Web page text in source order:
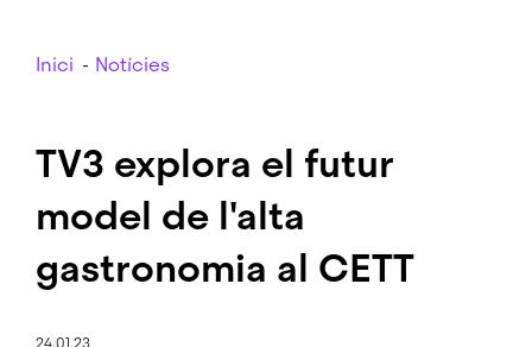
Breadcrumb
Inici Notícies
TV3 explora el futur
model de l'alta
gastronomia al CETT